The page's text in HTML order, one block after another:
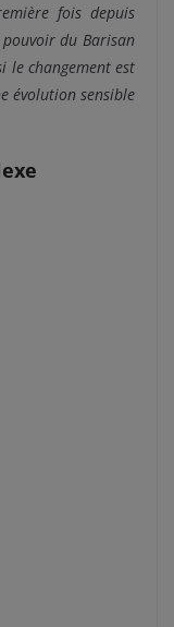
fois depuis
du Barisan
le changement est
évolution sensible